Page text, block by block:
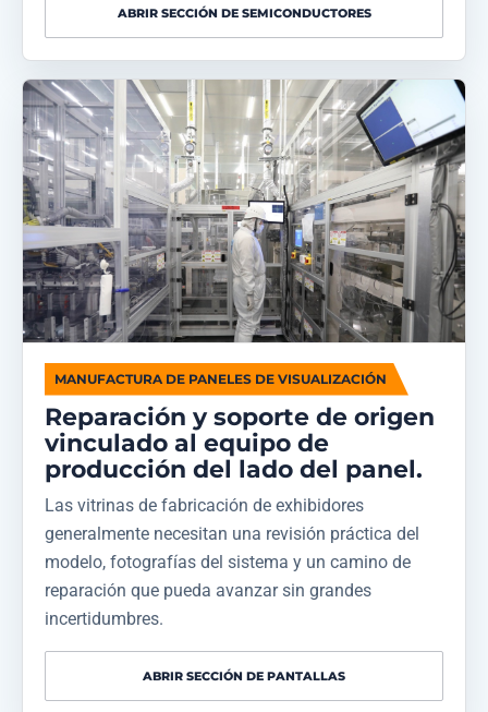
ABRIR SECCIÓN DE SEMICONDUCTORES
MANUFACTURA DE PANELES DE VISUALIZACIÓN
Reparación y soporte de origen
vinculado al equipo de
producción del lado del panel.
Las vitrinas de fabricación de exhibidores
generalmente necesitan una revisión práctica del
modelo, fotografías del sistema y un camino de
reparación que pueda avanzar sin grandes
incertidumbres.
ABRIR SECCIÓN DE PANTALLAS